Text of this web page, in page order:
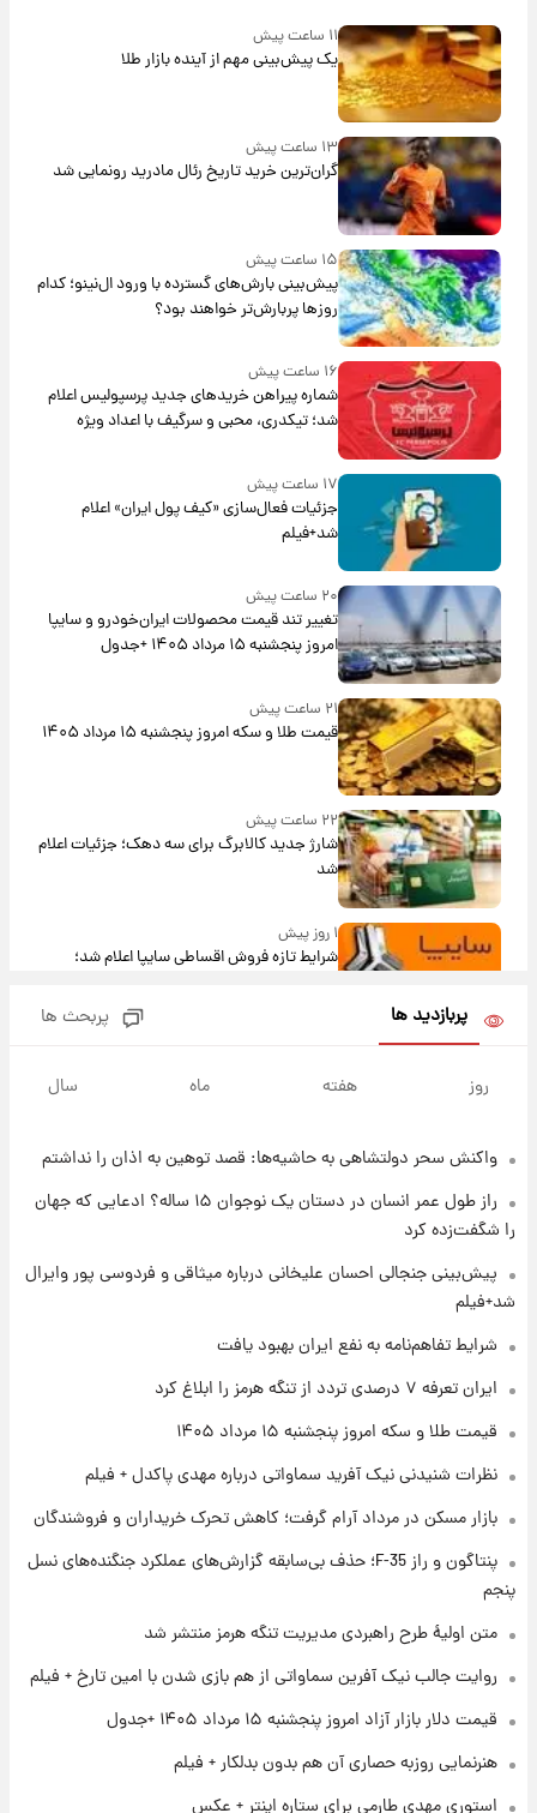
۱۱ ساعت پیش
یک پیش‌بینی مهم از آینده بازار طلا
۱۳ ساعت پیش
گران‌ترین خرید تاریخ رئال مادرید رونمایی شد
۱۵ ساعت پیش
پیش‌بینی بارش‌های گسترده با ورود ال‌نینو؛ کدام
روزها پربارش‌تر خواهند بود؟
۱۶ ساعت پیش
شماره پیراهن خریدهای جدید پرسپولیس اعلام
شد؛ تیکدری، محبی و سرگیف با اعداد ویژه
۱۷ ساعت پیش
جزئیات فعال‌سازی «کیف پول ایران» اعلام
شد+فیلم
۲۰ ساعت پیش
تغییر تند قیمت محصولات ایران‌خودرو و سایپا
امروز پنجشنبه ۱۵ مرداد ۱۴۰۵ +جدول
۲۱ ساعت پیش
قیمت طلا و سکه امروز پنجشنبه ۱۵ مرداد ۱۴۰۵
۲۲ ساعت پیش
شارژ جدید کالابرگ برای سه دهک؛ جزئیات اعلام
شد
۱ روز پیش
شرایط تازه فروش اقساطی سایپا اعلام شد؛
قیمت سکه و طلا فردا
۱ روز پیش
۱ روز پیش
فال روزانه واقعی پنجشنبه ۱۵ مرداد ۱۴۰۵
ارزش سهام عدالت برای امروز چهارشنبه ۱۴ مرداد
آغاز طرح جدید فروش مشارکت در تولید سایپا؛
سود مشارکت چند درصد است؟
پربازدید ها پربحث ها
روز هفته ماه سال
واکنش سحر دولتشاهی به حاشیه‌ها: قصد توهین به اذان را نداشتم
راز طول عمر انسان در دستان یک نوجوان ۱۵ ساله؟ ادعایی که جهان
را شگفت‌زده کرد
پیش‌بینی جنجالی احسان علیخانی درباره میثاقی و فردوسی پور وایرال
شد+فیلم
شرایط تفاهم‌نامه به نفع ایران بهبود یافت
ایران تعرفه ۷ درصدی تردد از تنگه هرمز را ابلاغ کرد
قیمت طلا و سکه امروز پنجشنبه ۱۵ مرداد ۱۴۰۵
نظرات شنیدنی نیک آفرید سماواتی درباره مهدی پاکدل + فیلم
بازار مسکن در مرداد آرام گرفت؛ کاهش تحرک خریداران و فروشندگان
پنتاگون و راز F-35؛ حذف بی‌سابقه گزارش‌های عملکرد جنگنده‌های نسل
پنجم
متن اولیۀ طرح راهبردی مدیریت تنگه هرمز منتشر شد
روایت جالب نیک آفرین سماواتی از هم بازی شدن با امین تارخ + فیلم
قیمت دلار بازار آزاد امروز پنجشنبه ۱۵ مرداد ۱۴۰۵ +جدول
هنرنمایی روزبه حصاری آن هم بدون بدلکار + فیلم
استوری مهدی طارمی برای ستاره اینتر + عکس